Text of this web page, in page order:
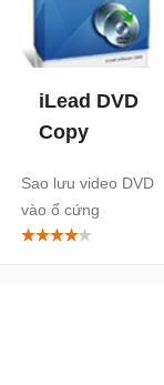
iLead DVD
Copy
Sao lưu video DVD
vào ổ cứng